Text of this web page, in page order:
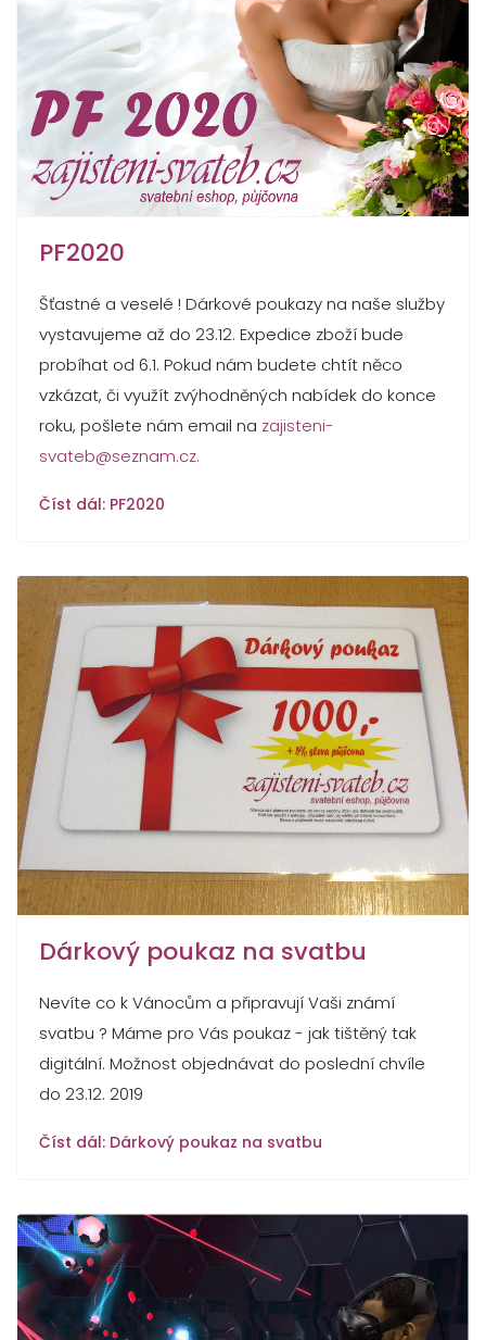
PF2020
Šťastné a veselé ! Dárkové poukazy na naše služby
vystavujeme až do 23.12. Expedice zboží bude
probíhat od 6.1. Pokud nám budete chtít něco
vzkázat, či využít zvýhodněných nabídek do konce
roku, pošlete nám email na zajisteni-
svateb@seznam.cz.
Číst dál: PF2020
Dárkový poukaz na svatbu
Nevíte co k Vánocům a připravují Vaši známí
svatbu ? Máme pro Vás poukaz - jak tištěný tak
digitální. Možnost objednávat do poslední chvíle
do 23.12. 2019
Číst dál: Dárkový poukaz na svatbu